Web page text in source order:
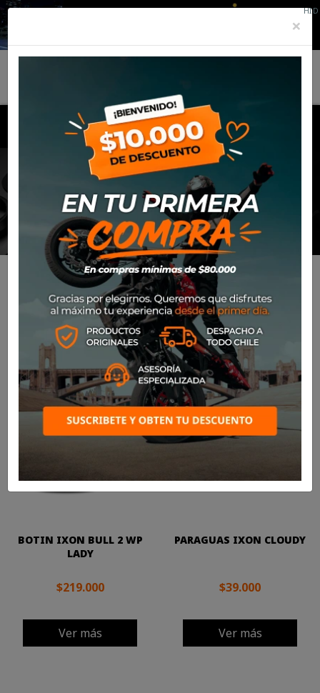
MENU
Productos Equipamiento
Para el piloto
LIFESTYLE
Más nuevos
Mostrando 1-24 de 262 artículo(s)
BOTIN IXON BULL 2 WP
LADY
$219.000
Ver más
PARAGUAS IXON CLOUDY
$39.000
Ver más
×